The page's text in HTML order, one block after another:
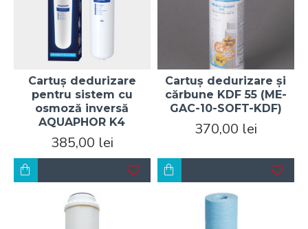
Cartuș dedurizare
pentru sistem cu
osmoză inversă
AQUAPHOR K4
385,00 lei
Cartuș dedurizare și
cărbune KDF 55 (ME-
GAC-10-SOFT-KDF)
370,00 lei